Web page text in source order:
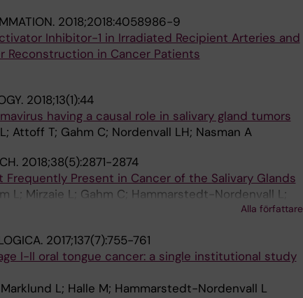
2018;2018:4058986-9
Inhibitor-1 in Irradiated Recipient Arteries and
Reconstruction in Cancer Patients
2018;13(1):44
having a causal role in salivary gland tumors
Attoff T; Gahm C; Nordenvall LH; Nasman A
2018;38(5):2871-2874
Frequently Present in Cancer of the Salivary Glands
L; Mirzaie L; Gahm C; Hammarstedt-Nordenvall L;
Alla författare
2017;137(7):755-761
I-II oral tongue cancer: a single institutional study
L; Halle M; Hammarstedt-Nordenvall L